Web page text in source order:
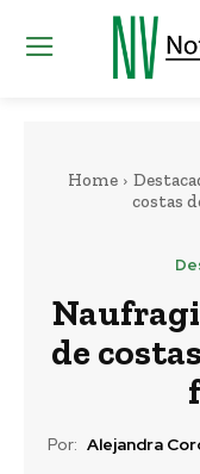
Home
costas
de
Por: Alejandra